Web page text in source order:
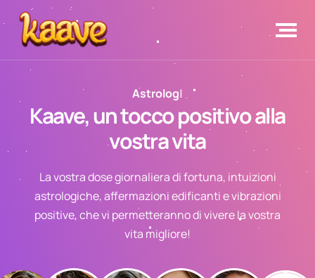
|
Kaave, un tocco positivo alla
vostra vita
La vostra dose giornaliera di fortuna, intuizioni
astrologiche, affermazioni edificanti e vibrazioni
positive, che vi permetteranno di vivere la vostra
vita migliore!